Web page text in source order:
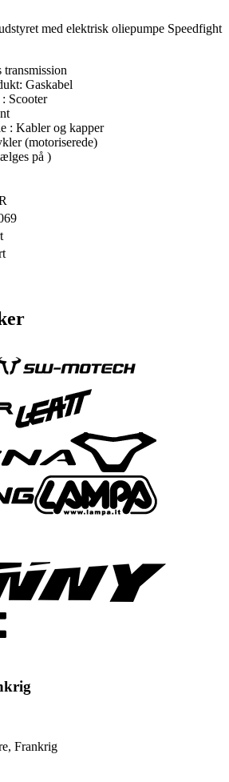
med elektrisk oliepumpe Speedfight
Gaskabel
Scooter
: Kabler og kapper
(motoriserede)
på )
Frankrig